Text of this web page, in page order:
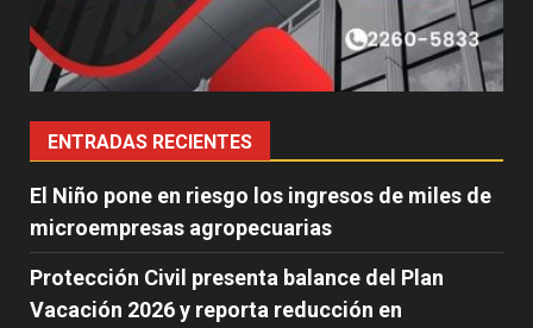
ENTRADAS RECIENTES
El Niño pone en riesgo los ingresos de miles de
microempresas agropecuarias
Protección Civil presenta balance del Plan
Vacación 2026 y reporta reducción en